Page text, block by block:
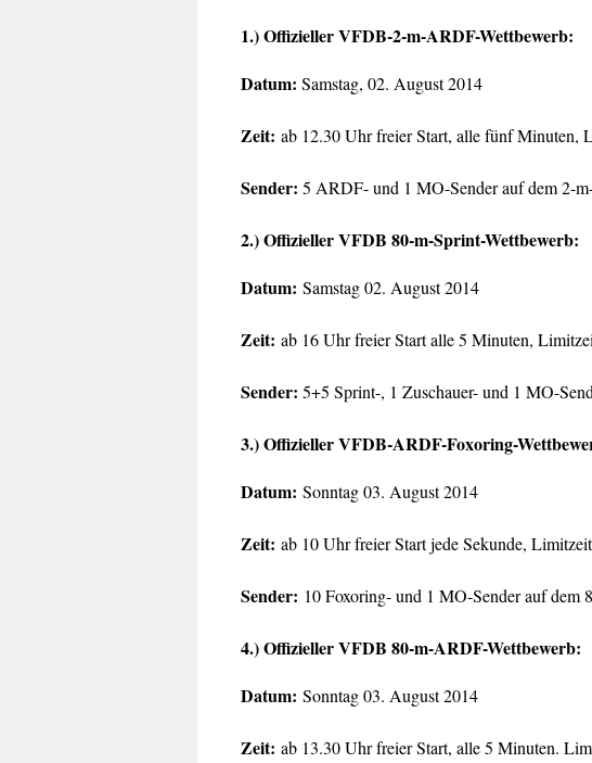
1.) Offizieller VFDB-2-m-ARDF-Wettbewerb:
Datum: Samstag, 02. August 2014
Zeit: ab 12.30 Uhr freier Start, alle fünf Minuten,
Sender: 5 ARDF- und 1 MO-Sender auf dem 2-
2.) Offizieller VFDB 80-m-Sprint-Wettbewerb:
Datum: Samstag 02. August 2014
Zeit: ab 16 Uhr freier Start alle 5 Minuten,
Sender: 5+5 Sprint-, 1 Zuschauer- und 1 MO-
3.) Offizieller VFDB-ARDF-Foxoring-
Datum: Sonntag 03. August 2014
Zeit: ab 10 Uhr freier Start jede Sekunde,
Sender: 10 Foxoring- und 1 MO-Sender auf dem
4.) Offizieller VFDB 80-m-ARDF-Wettbewerb:
Datum: Sonntag 03. August 2014
Zeit: ab 13.30 Uhr freier Start, alle 5 Minuten.